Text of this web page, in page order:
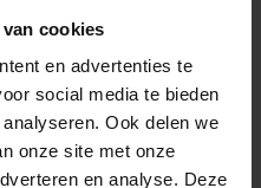
cookies
en advertenties te
social media te bieden
Ook delen we
onze site met onze
en analyse. Deze